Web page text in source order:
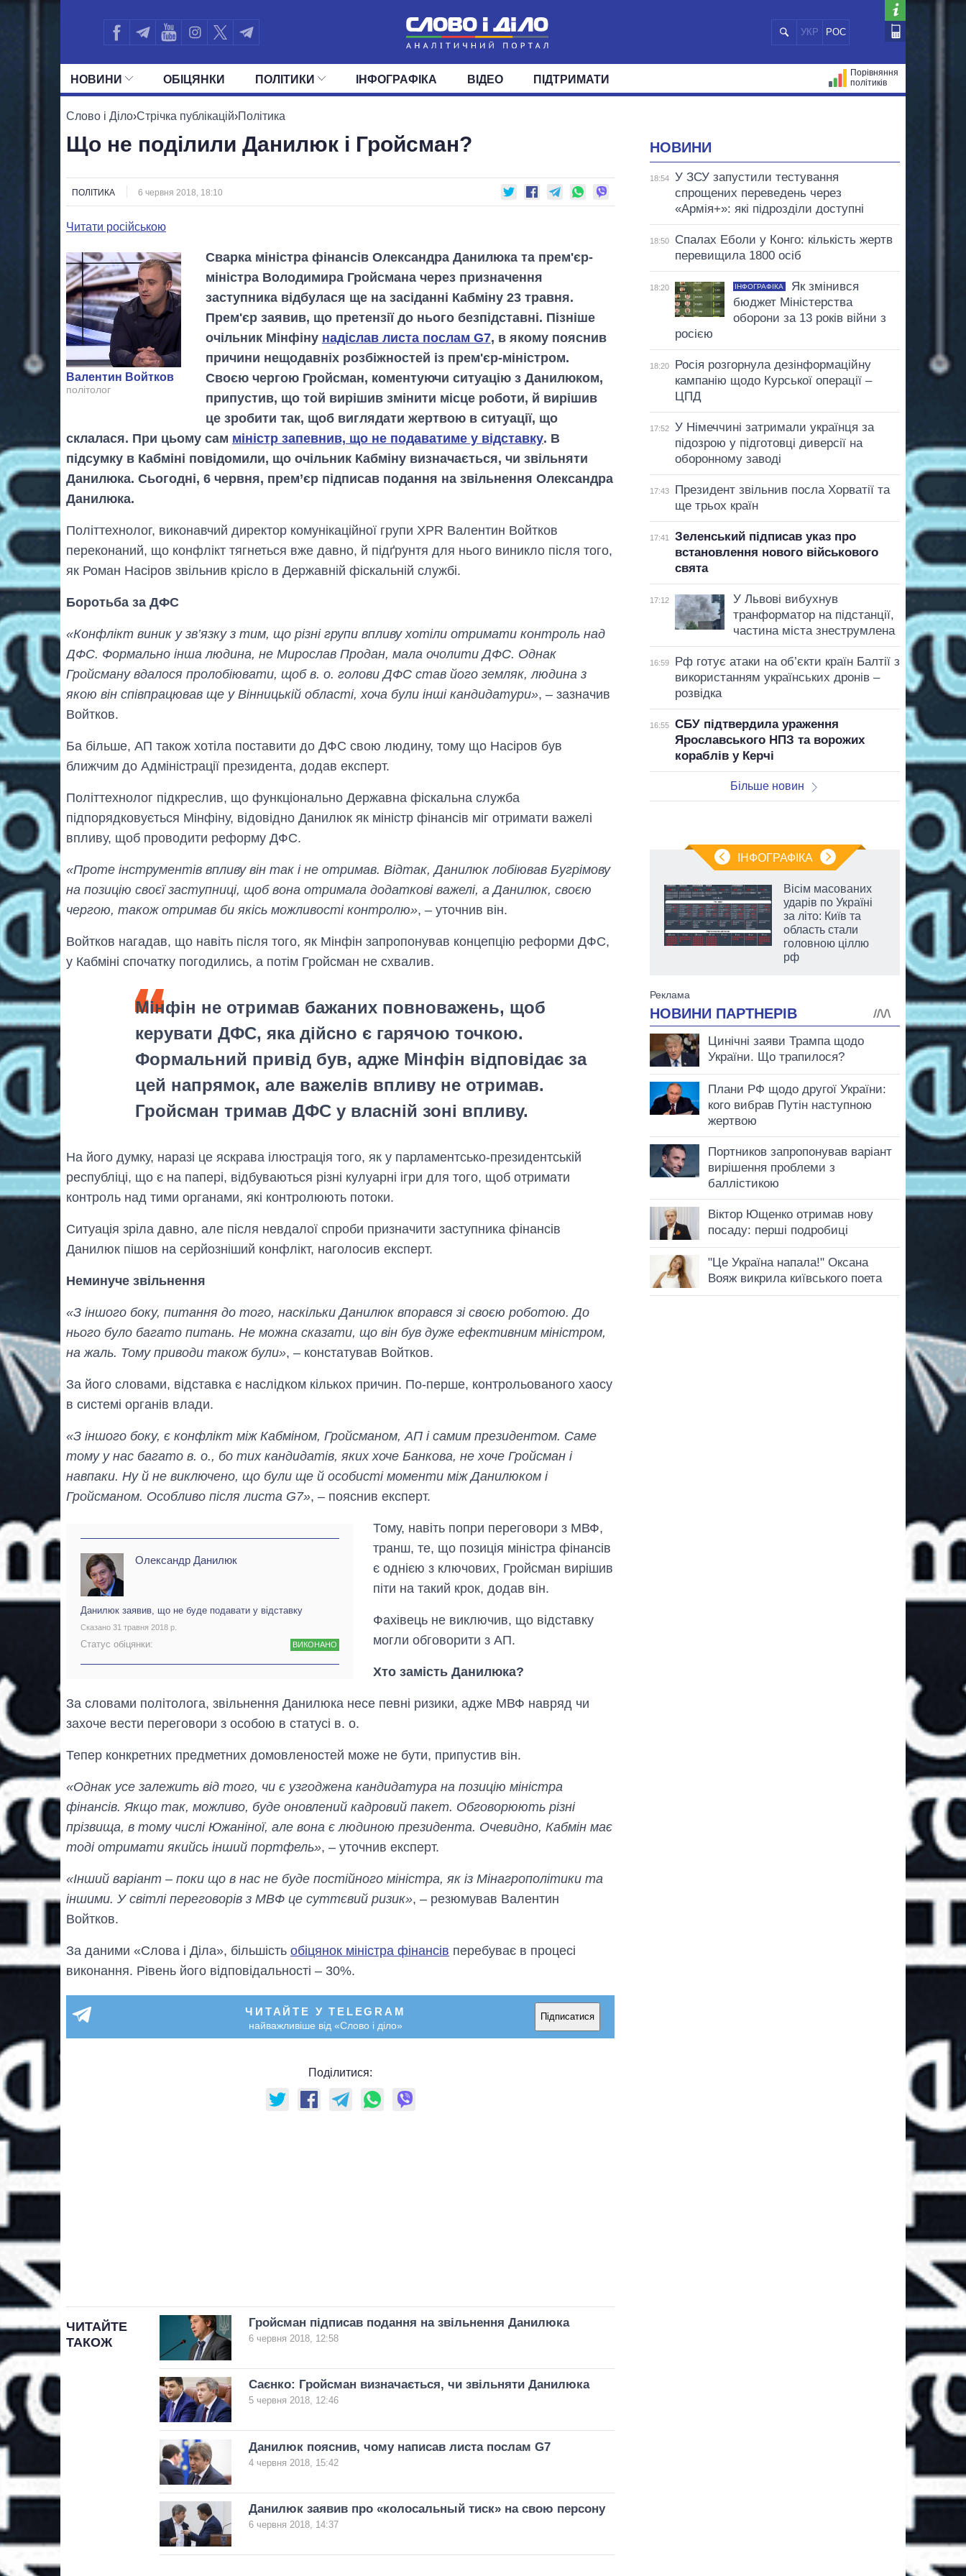
УКР РОС
НОВИНИ
ПОЛІТИКА ЕКОНОМІКА
ОБIЦЯНКИ ПОЛIТИКИ
УСІ ПОЛІТИКИ ПРЕЗИДЕНТ І ОФІС
ДЕПУТАТИ КОМІТЕТИ
ІНФОГРАФІКА ВІДЕО ПІДТРИМАТИ
Порівняння
політиків
Слово і Діло›Стрічка публікацій›Політика
Що не поділили Данилюк і Гройсман?
ПОЛІТИКА 6 червня 2018, 18:10
Читати російською
Валентин Войтков
політолог
Сварка міністра фінансів Олександра Данилюка та прем'єр-
міністра Володимира Гройсмана через призначення
заступника відбулася ще на засіданні Кабміну 23 травня.
Прем'єр заявив, що претензії до нього безпідставні. Пізніше
очільник Мінфіну надіслав листа послам G7, в якому пояснив
причини нещодавніх розбіжностей із прем'єр-міністром.
Своєю чергою Гройсман, коментуючи ситуацію з Данилюком,
припустив, що той вирішив змінити місце роботи, й вирішив
це зробити так, щоб виглядати жертвою в ситуації, що
склалася. При цьому сам міністр запевнив, що не подаватиме у відставку. В
підсумку в Кабміні повідомили, що очільник Кабміну визначається, чи звільняти
Данилюка. Сьогодні, 6 червня, прем’єр підписав подання на звільнення Олександра
Данилюка.
Політтехнолог, виконавчий директор комунікаційної групи XPR Валентин Войтков
переконаний, що конфлікт тягнеться вже давно, й підґрунтя для нього виникло після того,
як Роман Насіров звільнив крісло в Державній фіскальній службі.
Боротьба за ДФС
«Конфлікт виник у зв’язку з тим, що різні групи впливу хотіли отримати контроль над
ДФС. Формально інша людина, не Мирослав Продан, мала очолити ДФС. Однак
Гройсману вдалося пролобіювати, щоб в. о. голови ДФС став його земляк, людина з
якою він співпрацював ще у Вінницькій області, хоча були інші кандидатури», – зазначив
Войтков.
Ба більше, АП також хотіла поставити до ДФС свою людину, тому що Насіров був
ближчим до Адміністрації президента, додав експерт.
Політтехнолог підкреслив, що функціонально Державна фіскальна служба
підпорядковується Мінфіну, відовідно Данилюк як міністр фінансів міг отримати важелі
впливу, щоб проводити реформу ДФС.
«Проте інструментів впливу він так і не отримав. Відтак, Данилюк лобіював Бугрімову
на позицію своєї заступниці, щоб вона отримала додаткові важелі, а Данилюк, своєю
чергою, також отримав би якісь можливості контролю», – уточнив він.
Войтков нагадав, що навіть після того, як Мінфін запропонував концепцію реформи ДФС,
у Кабміні спочатку погодились, а потім Гройсман не схвалив.
Мінфін не отримав бажаних повноважень, щоб
керувати ДФС, яка дійсно є гарячою точкою.
Формальний привід був, адже Мінфін відповідає за
цей напрямок, але важелів впливу не отримав.
Гройсман тримав ДФС у власній зоні впливу.
На його думку, наразі це яскрава ілюстрація того, як у парламентсько-президентській
республіці, що є на папері, відбуваються різні кулуарні ігри для того, щоб отримати
контроль над тими органами, які контролюють потоки.
Ситуація зріла давно, але після невдалої спроби призначити заступника фінансів
Данилюк пішов на серйозніший конфлікт, наголосив експерт.
Неминуче звільнення
«З іншого боку, питання до того, наскільки Данилюк впорався зі своєю роботою. До
нього було багато питань. Не можна сказати, що він був дуже ефективним міністром,
на жаль. Тому приводи також були», – констатував Войтков.
За його словами, відставка є наслідком кількох причин. По-перше, контрольованого хаосу
в системі органів влади.
«З іншого боку, є конфлікт між Кабміном, Гройсманом, АП і самим президентом. Саме
тому у нас багато в. о., бо тих кандидатів, яких хоче Банкова, не хоче Гройсман і
навпаки. Ну й не виключено, що були ще й особисті моменти між Данилюком і
Гройсманом. Особливо після листа G7», – пояснив експерт.
Олександр Данилюк
Данилюк заявив, що не буде подавати у відставку
Сказано 31 травня 2018 р.
Статус обіцянки: ВИКОНАНО
Тому, навіть попри переговори з МВФ,
транш, те, що позиція міністра фінансів
є однією з ключових, Гройсман вирішив
піти на такий крок, додав він.
Фахівець не виключив, що відставку
могли обговорити з АП.
Хто замість Данилюка?
За словами політолога, звільнення Данилюка несе певні ризики, адже МВФ навряд чи
захоче вести переговори з особою в статусі в. о.
Тепер конкретних предметних домовленостей може не бути, припустив він.
«Однак усе залежить від того, чи є узгоджена кандидатура на позицію міністра
фінансів. Якщо так, можливо, буде оновлений кадровий пакет. Обговорюють різні
прізвища, в тому числі Южаніної, але вона є людиною президента. Очевидно, Кабмін має
тоді отримати якийсь інший портфель», – уточнив експерт.
«Інший варіант – поки що в нас не буде постійного міністра, як із Мінагрополітики та
іншими. У світлі переговорів з МВФ це суттєвий ризик», – резюмував Валентин
Войтков.
За даними «Слова і Діла», більшість обіцянок міністра фінансів перебуває в процесі
виконання. Рівень його відповідальності – 30%.
ЧИТАЙТЕ У TELEGRAM
найважливіше від «Слово і діло»
Підписатися
Поділитися:
ЧИТАЙТЕ
ТАКОЖ
Гройсман підписав подання на звільнення Данилюка
6 червня 2018, 12:58
Саєнко: Гройсман визначається, чи звільняти Данилюка
5 червня 2018, 12:46
Данилюк пояснив, чому написав листа послам G7
4 червня 2018, 15:42
Данилюк заявив про «колосальный тиск» на свою персону
6 червня 2018, 14:37
НОВИНИ
18:54
У ЗСУ запустили тестування
спрощених переведень через
«Армія+»: які підрозділи доступні
18:50
Спалах Еболи у Конго: кількість жертв
перевищила 1800 осіб
18:20 ІНФОГРАФІКА
Як змінився
бюджет Міністерства
оборони за 13 років війни з
росією
18:20
Росія розгорнула дезінформаційну
кампанію щодо Курської операції –
ЦПД
17:52
У Німеччині затримали українця за
підозрою у підготовці диверсії на
оборонному заводі
17:43
Президент звільнив посла Хорватії та
ще трьох країн
17:41
Зеленський підписав указ про
встановлення нового військового
свята
17:12
У Львові вибухнув
транформатор на підстанції,
частина міста знеструмлена
16:59
Рф готує атаки на об’єкти країн Балтії з
використанням українських дронів –
розвідка
16:55
СБУ підтвердила ураження
Ярославського НПЗ та ворожих
кораблів у Керчі
Більше новин
ІНФОГРАФІКА
Як змінився
років війни з
Вісім масованих
ударів по Україні
за літо: Київ та
область стали
головною ціллю
рф